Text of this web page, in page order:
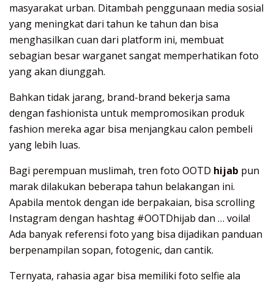
masyarakat urban. Ditambah penggunaan media sosial
yang meningkat dari tahun ke tahun dan bisa
menghasilkan cuan dari platform ini, membuat
sebagian besar warganet sangat memperhatikan foto
yang akan diunggah.
Bahkan tidak jarang, brand-brand bekerja sama
dengan fashionista untuk mempromosikan produk
fashion mereka agar bisa menjangkau calon pembeli
yang lebih luas.
Bagi perempuan muslimah, tren foto OOTD hijab pun
marak dilakukan beberapa tahun belakangan ini.
Apabila mentok dengan ide berpakaian, bisa scrolling
Instagram dengan hashtag #OOTDhijab dan … voila!
Ada banyak referensi foto yang bisa dijadikan panduan
berpenampilan sopan, fotogenic, dan cantik.
Ternyata, rahasia agar bisa memiliki foto selfie ala